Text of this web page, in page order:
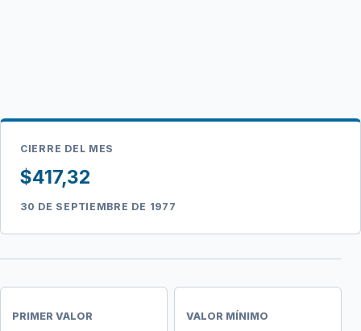
CIERRE DEL MES
$417,32
30 DE SEPTIEMBRE DE 1977
PRIMER VALOR VALOR MÍNIMO